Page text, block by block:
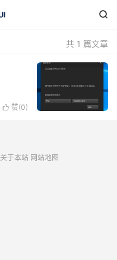

共 1 篇文章
 赞(0)
关于本站 网站地图